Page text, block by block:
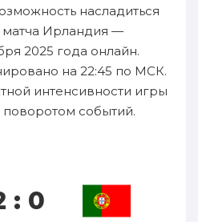
насладиться
матча Ирландия —
2025 года онлайн.
на 22:45 по МСК.
интенсивности игры
событий.
: 0